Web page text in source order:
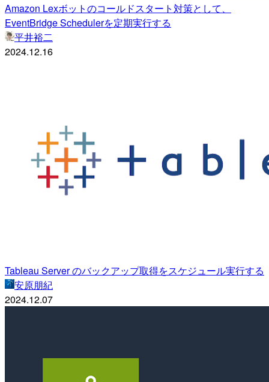
Amazon Lexボットのコールドスタート対策として、
EventBridge Schedulerを定期実行する
平井裕二
2024.12.16
Tableau Server のバックアップ取得をスケジュール実行する
安原朋紀
2024.12.07